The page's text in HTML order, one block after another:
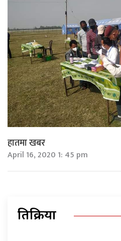
हातमा खबर
April 16, 2020 1: 45 pm
प्रतिक्रिया